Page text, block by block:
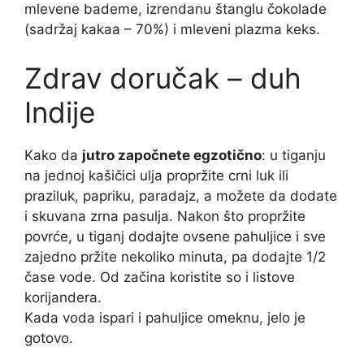
mlevene bademe, izrendanu štanglu čokolade
(sadržaj kakaa – 70%) i mleveni plazma keks.
Zdrav doručak – duh
Indije
Kako da jutro započnete egzotično: u tiganju
na jednoj kašičici ulja propržite crni luk ili
praziluk, papriku, paradajz, a možete da dodate
i skuvana zrna pasulja. Nakon što propržite
povrće, u tiganj dodajte ovsene pahuljice i sve
zajedno pržite nekoliko minuta, pa dodajte 1/2
čase vode. Od začina koristite so i listove
korijandera.
Kada voda ispari i pahuljice omeknu, jelo je
gotovo.